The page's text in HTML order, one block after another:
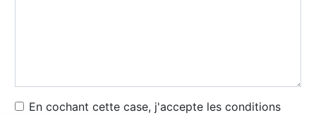
En cochant cette case, j'accepte les conditions